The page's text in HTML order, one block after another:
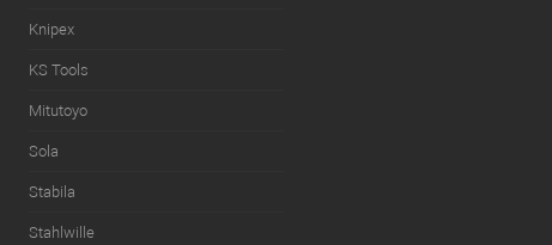
Knipex
KS Tools
Mitutoyo
Sola
Stabila
Stahlwille